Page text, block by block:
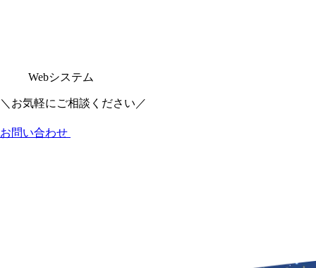
Webシステム
＼お気軽にご相談ください／
お問い合わせ